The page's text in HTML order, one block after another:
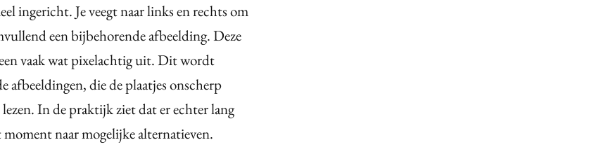
ingericht. Je veegt naar links en rechts om
een bijbehorende afbeelding. Deze
vaak wat pixelachtig uit. Dit wordt
afbeeldingen, die de plaatjes onscherp
In de praktijk ziet dat er echter lang
naar mogelijke alternatieven.